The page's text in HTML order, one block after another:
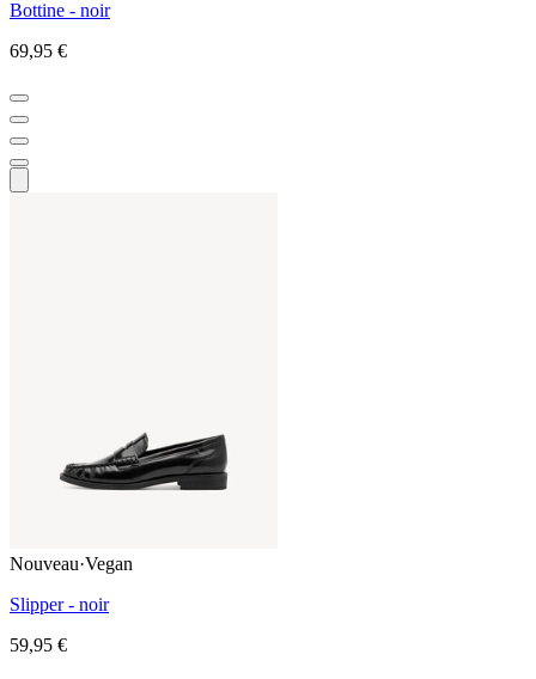
Bottine - noir
69,95 €
Nouveau·Vegan
Slipper - noir
59,95 €